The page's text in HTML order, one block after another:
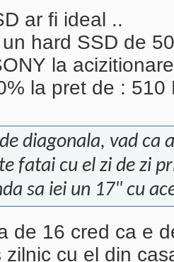
ar fi ideal ..
hard SSD de
la
la pret de : 510
diagonala, vad ca
fatai cu el zi de zi
sa iei un 17" cu
de 16 cred ca e
zilnic cu el din